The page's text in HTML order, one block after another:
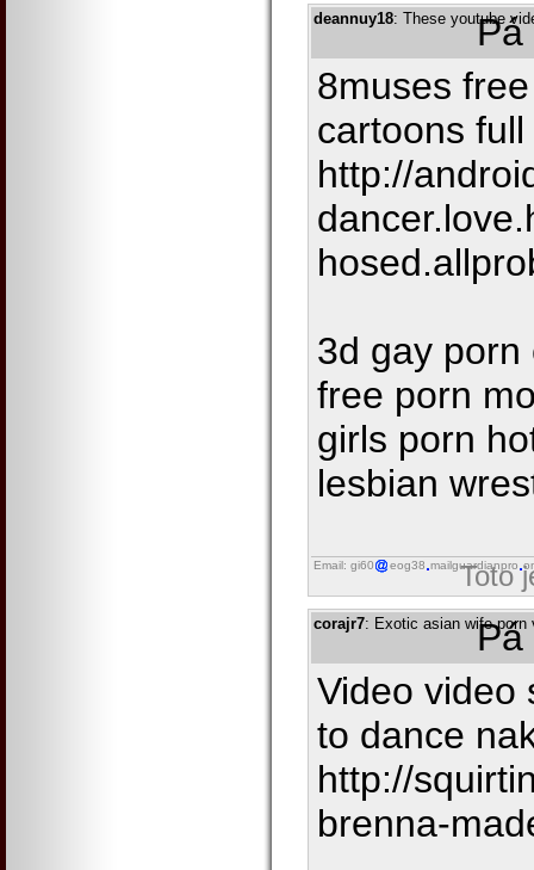
deannuy18: These youtube
Pá
8muses
cartoons
http://
3d gay porn
free porn
girls porn
lesbian
Email: gi60 eog38 mailguardianpro
Toto
corajr7: Exotic asian wife porn
Pá
Video video
to dance
http://
brenna-